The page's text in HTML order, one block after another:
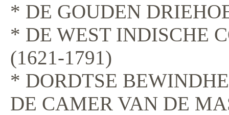
* DE GOUDEN
* DE WEST INDISCHE
(1621-1791)
* DORDTSE
DE CAMER VAN DE